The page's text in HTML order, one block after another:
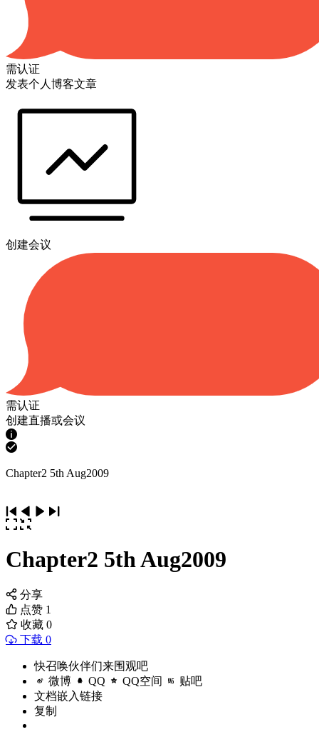
需认证
发表个人博客文章
创建会议
需认证
创建直播或会议
Chapter2 5th Aug2009
Chapter2 5th Aug2009
分享
点赞 1
收藏 0
下载 0
快召唤伙伴们来围观吧
微博 QQ QQ空间 贴吧
文档嵌入链接
复制